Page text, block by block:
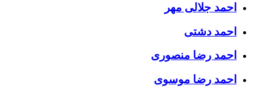
احمد جلالی مهر
احمد دشتی
احمد رضا منصوری
احمد رضا موسوی